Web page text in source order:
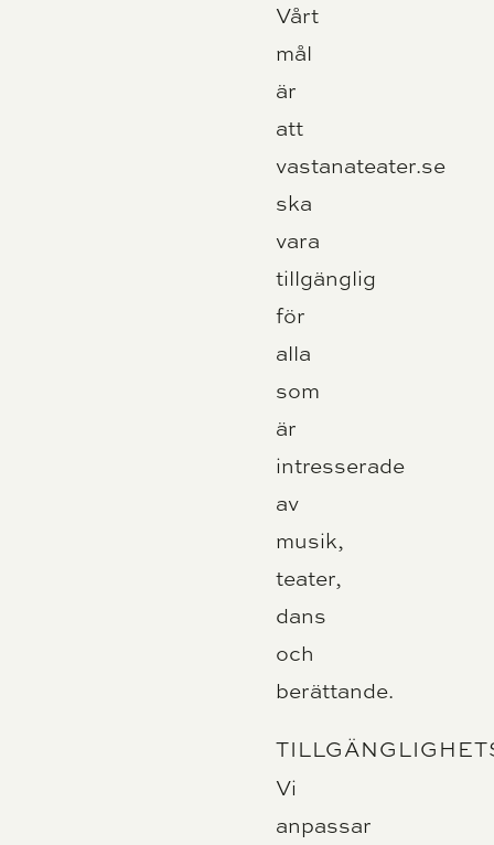
Vårt
mål
är
att
vastanateater.se
ska
vara
tillgänglig
för
alla
som
är
intresserade
av
musik,
teater,
dans
och
berättande.
Vi
anpassar